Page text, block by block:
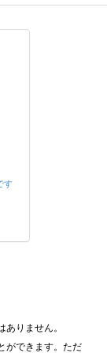
す
りません。
ができます。ただ